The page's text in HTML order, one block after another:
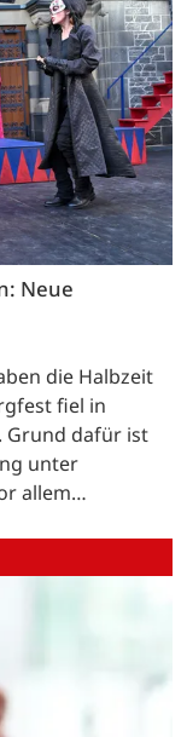
Neue
die Halbzeit
fiel in
Grund dafür ist
unter
allem…